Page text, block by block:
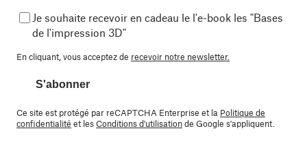
Je souhaite recevoir en cadeau le l'e-book les "Bases
de l'impression 3D"
En cliquant, vous acceptez de recevoir notre newsletter.
S'abonner
Ce site est protégé par reCAPTCHA Enterprise et la Politique de
confidentialité et lesConditions d'utilisationde Google s'appliquent.